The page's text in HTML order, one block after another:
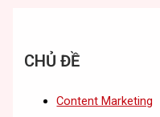
CHỦ ĐỀ
Content Marketing